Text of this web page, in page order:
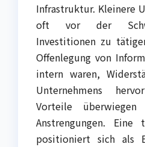
Infrastruktur. Kleinere
oft vor der
Investitionen zu
Offenlegung von
intern waren,
Unternehmens
Vorteile
Anstrengungen. Eine
positioniert sich als